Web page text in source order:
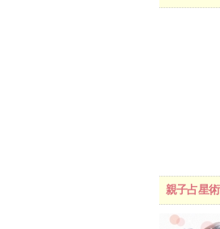
親子占星術